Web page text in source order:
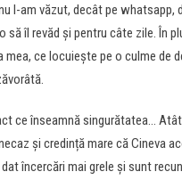
l-am văzut, decât pe
îl revăd și pentru câte zile. În
mea, ce locuiește pe o culme de
ce înseamnă singurătatea…
și credință mare că Cineva
încercări mai grele și sunt